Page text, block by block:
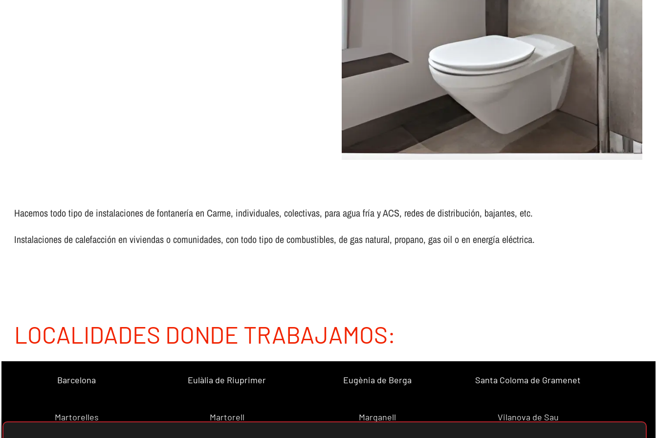
Hacemos todo tipo de instalaciones de fontanerí­a en Carme, individuales, colectivas, para agua frí­a y ACS, redes de distribución, bajantes, etc.
Instalaciones de calefacción en viviendas o comunidades, con todo tipo de combustibles, de gas natural, propano, gas oil o en energí­a eléctrica.
LOCALIDADES DONDE TRABAJAMOS:
Barcelona Eulàlia de Riuprimer Eugènia de Berga Santa Coloma de Gramenet
Martorelles Martorell Marganell Vilanova de Sau